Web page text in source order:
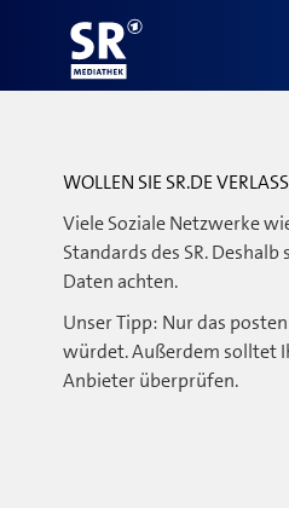
WOLLEN SIE SR.DE
Viele Soziale Netzwerke
Standards des SR.
Daten achten.
Unser Tipp: Nur das
würdet. Außerdem solltet
Anbieter überprüfen.